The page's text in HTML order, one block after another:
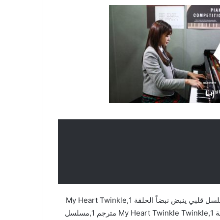
مسلسل قلبي ينبض نبضاً,My Heart Twinkle Twinkle,مسلسل قلبي ينبض نبضاً الحلقة 1,My Heart Twinkle
Twinkle مترجم,My Heart Twinkle Twinkle مترجم الحلقة 1,My Heart Twinkle Twinkle مترجم 1,مسلسل